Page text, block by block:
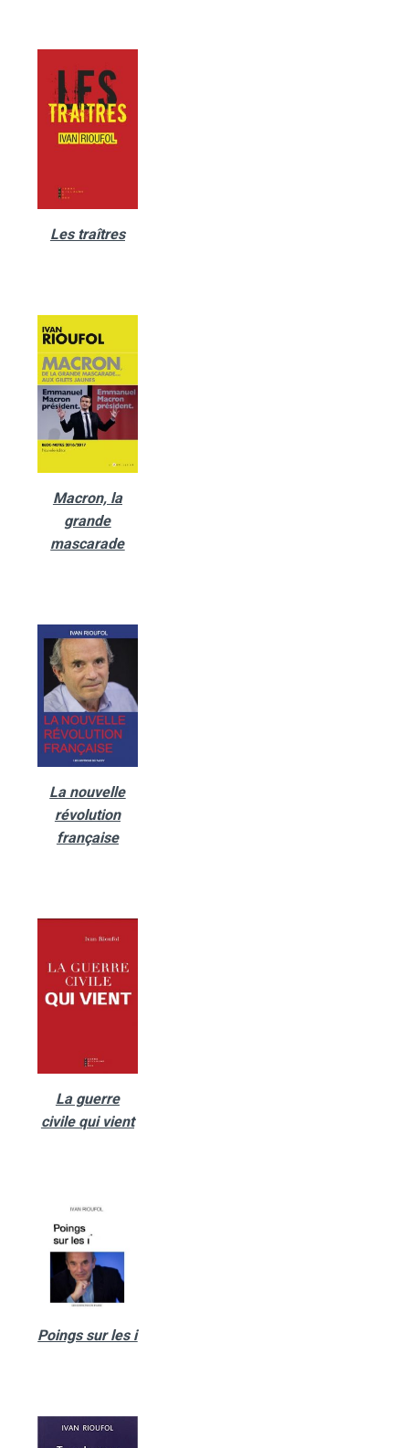
Les traîtres
Macron, la
grande
mascarade
La nouvelle
révolution
française
La guerre
civile qui vient
Poings sur les i